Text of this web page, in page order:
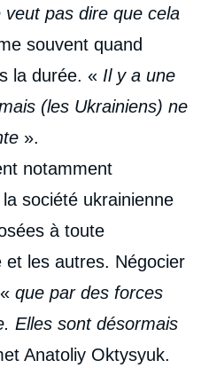
veut pas dire que cela
souvent quand
la durée. « Il y a une
(les Ukrainiens) ne
».
notamment
société ukrainienne
à toute
et les autres. Négocier
que par des forces
Elles sont désormais
Anatoliy Oktysyuk.